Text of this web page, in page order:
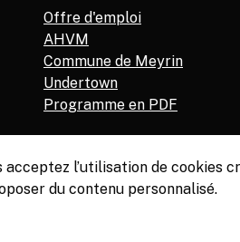
Offre d'emploi
AHVM
Commune de Meyrin
Undertown
Programme en PDF
acceptez l’utilisation de cookies
du contenu personnalisé.